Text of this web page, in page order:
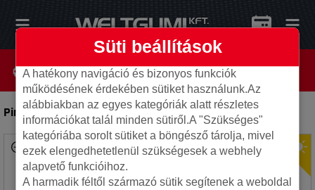
Pirelli 215/55R17 94W CINTURATO P7-Autó gumi
Süti beállítások
A hatékony navigáció és bizonyos funkciók
működésének érdekében sütiket használunk.Az
alábbiakban az egyes kategóriák alatt részletes
információkat talál minden sütiről.A "Szükséges"
kategóriába sorolt sütiket a böngésző tárolja, mivel
ezek elengedhetetlenül szükségesek a webhely
alapvető funkcióihoz.
A harmadik féltől származó sütik segítenek a weboldal